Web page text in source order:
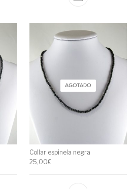
AGOTADO
Collar espinela negra
25,00€